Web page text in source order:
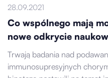
28.09.2021
Co wspólnego mają
nowe odkrycie
Trwają badania nad
immunosupresyjnych